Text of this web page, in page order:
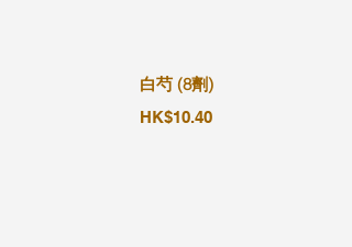
白芍 (8劑)
HK$10.40